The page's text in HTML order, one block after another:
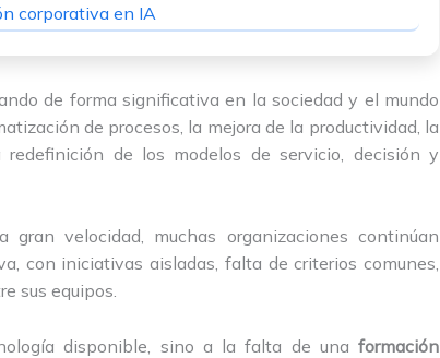
corporativa en IA
de forma significativa en la sociedad y el mundo
de procesos, la mejora de la productividad, la
de los modelos de servicio, decisión y
velocidad, muchas organizaciones continúan
con iniciativas aisladas, falta de criterios comunes,
sus equipos.
disponible, sino a la falta de una formación